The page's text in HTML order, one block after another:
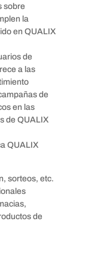
sobre
la
en QUALIX
de
a las
de
en las
de QUALIX
QUALIX
sorteos, etc.
de